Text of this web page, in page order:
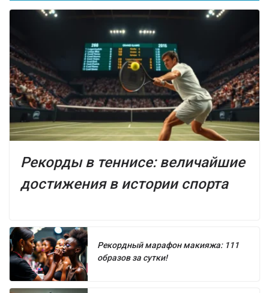
Рекорды в теннисе: величайшие
достижения в истории спорта
Рекордный марафон макияжа: 111
образов за сутки!